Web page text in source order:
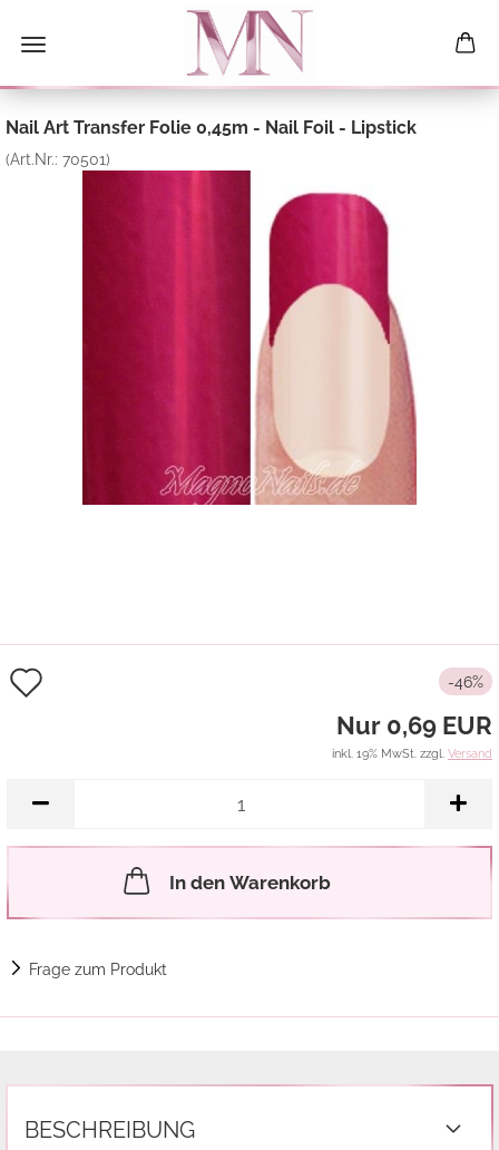
Nail Art Transfer Folie 0,45m - Nail Foil - Lipstick
(Art.Nr.: 70501)
-46%
Nur 0,69 EUR
inkl. 19% MwSt. zzgl. Versand
In den Warenkorb
Frage zum Produkt
BESCHREIBUNG